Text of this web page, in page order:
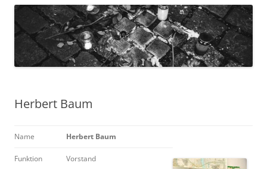
Herbert Baum
Name Herbert Baum
Funktion Vorstand